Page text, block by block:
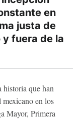
en
justa de
fuera de la
historia que han
en los
Mayor, Primera